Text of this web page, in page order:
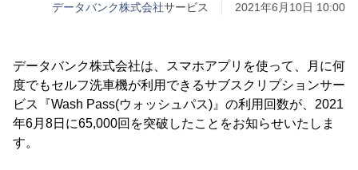
データバンク株式会社サービス 2021年6月10日 10:00
データバンク株式会社は、スマホアプリを使って、月に何
度でもセルフ洗車機が利用できるサブスクリプションサー
ビス『Wash Pass(ウォッシュパス)』の利用回数が、2021
年6月8日に65,000回を突破したことをお知らせいたしま
す。